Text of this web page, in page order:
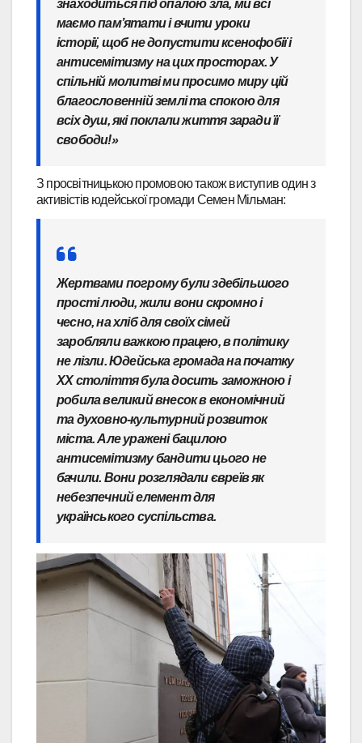
знаходиться під опалою зла, ми всі
маємо пам’ятати і вчити уроки
історії, щоб не допустити ксенофобії і
антисемітизму на цих просторах. У
спільній молитві ми просимо миру цій
благословенній землі та спокою для
всіх душ, які поклали життя заради її
свободи!»
З просвітницькою промовою також виступив один з
активістів юдейської громади Семен Мільман:
Жертвами погрому були здебільшого
прості люди, жили вони скромно і
чесно, на хліб для своїх сімей
заробляли важкою працею, в політику
не лізли. Юдейська громада на початку
ХХ століття була досить заможною і
робила великий внесок в економічний
та духовно-культурний розвиток
міста. Але уражені бацилою
антисемітизму бандити цього не
бачили. Вони розглядали євреїв як
небезпечний елемент для
українського суспільства.